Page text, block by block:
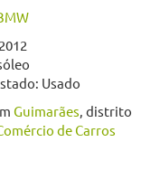
Usado
Guimarães, distrito
de Carros